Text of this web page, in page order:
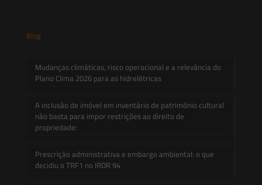
Blog
Mudanças climáticas, risco operacional e a relevância do
Plano Clima 2026 para as hidrelétricas
A inclusão de imóvel em inventário de patrimônio cultural
não basta para impor restrições ao direito de
propriedade:
Prescrição administrativa e embargo ambiental: o que
decidiu o TRF1 no IRDR 94